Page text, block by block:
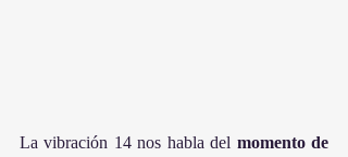
La vibración 14 nos habla del momento de